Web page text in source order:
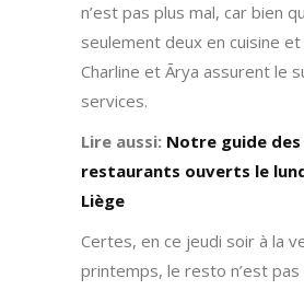
n’est pas plus mal, car bien
seulement deux en cuisine et
Charline et Ārya assurent le
services.
Lire aussi: Notre guide des
restaurants ouverts le
Liège
Certes, en ce jeudi soir à la
printemps, le resto n’est pas